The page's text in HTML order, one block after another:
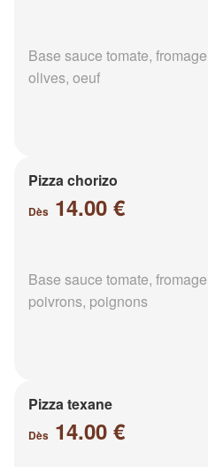
Base sauce tomate,
olives, oeuf
Pizza chorizo
Dès 14.00 €
Base sauce tomate,
poivrons, poignons
Pizza texane
Dès 14.00 €